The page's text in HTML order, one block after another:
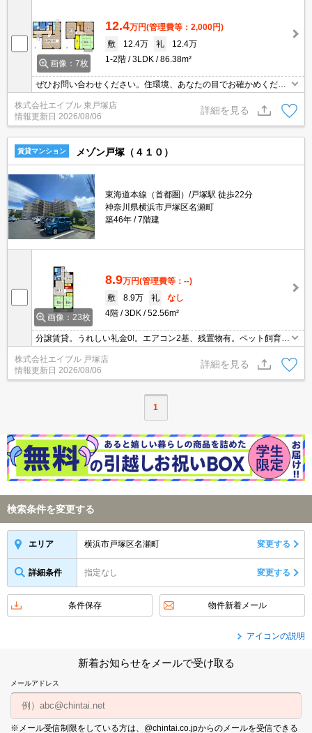
画像：7枚
12.4万円(管理費等：2,000円)
敷
12.4万 礼
12.4万
1-2階
3LDK 86.38m²
ぜひお問い合わせください。住環境、あなたの目でお確かめくださ
い。見逃せませんね！。あなたの新生活応援します！。人気のファ
ミリー向け物件。内見予約受付中。内見は要予約。
株式会社エイブル 東戸塚店
情報更新日 2026/08/06
詳細を見る
賃貸マンション メゾン戸塚（４１０）
東海道本線（首都圏）/戸塚駅 徒歩22分
神奈川県横浜市戸塚区名瀬町
築46年
7階建
画像：23枚
8.9万円(管理費等：--)
敷
8.9万 礼
なし
4階
3DK 52.56m²
分譲賃貸。うれしい礼金0!。エアコン2基、残置物有。ペット飼育の
場合、敷金1ヵ月分増。ペット応相談。4階角部屋。まいばすけっと
へ201m。画像の家具はCGであり付いていません。
株式会社エイブル 戸塚店
情報更新日 2026/08/06
詳細を見る
1
検索条件を変更する
エリア 横浜市戸塚区名瀬町 変更する
詳細条件 指定なし 変更する
条件保存 物件新着メール
アイコンの説明
新着お知らせをメールで受け取る
メールアドレス
※メール受信制限をしている方は、@chintai.co.jpからのメールを受信できる